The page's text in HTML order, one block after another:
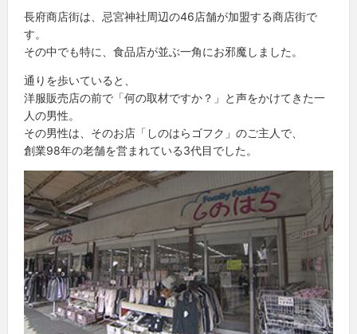
長府商店街は、忌宮神社周辺の46店舗が加盟する商店街で
す。
その中でも特に、食品店が並ぶ一角にお邪魔しました。
通りを歩いていると、
洋服販売店の前で「何の取材ですか？」と声をかけてきた一
人の男性。
その男性は、そのお店「しのはらゴフク」のご主人で、
創業98年の老舗を営まれている3代目でした。